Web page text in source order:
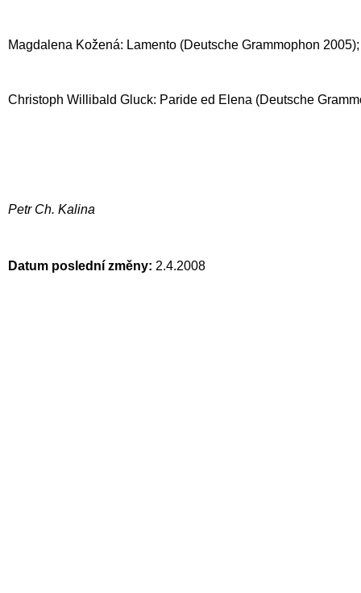
Magdalena Kožená: Lamento (Deutsche Grammophon 2005);
Christoph Willibald Gluck: Paride ed Elena (Deutsche
Petr Ch. Kalina
Datum poslední změny: 2.4.2008